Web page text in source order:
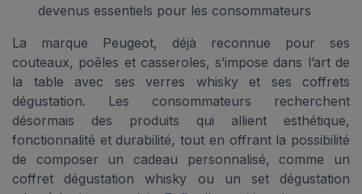
devenus essentiels pour les consommateurs
La marque Peugeot, déjà reconnue pour ses
couteaux, poêles et casseroles, s’impose dans l’art de
la table avec ses verres whisky et ses coffrets
dégustation. Les consommateurs recherchent
désormais des produits qui allient esthétique,
fonctionnalité et durabilité, tout en offrant la possibilité
de composer un cadeau personnalisé, comme un
coffret dégustation whisky ou un set dégustation